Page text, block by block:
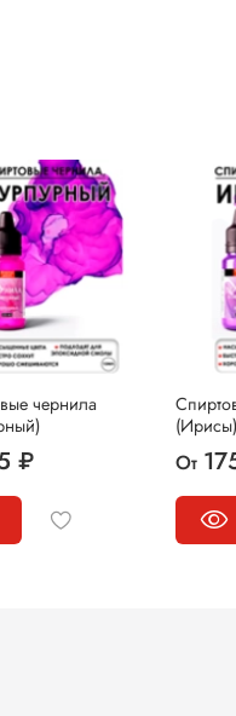
чернила
₽
(Ирисы)
От